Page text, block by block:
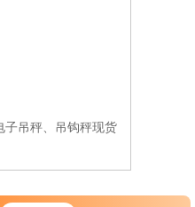
子吊秤、吊钩秤现货